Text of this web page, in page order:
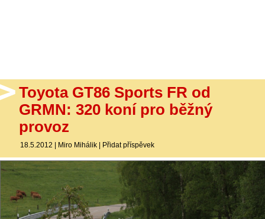
Toyota GT86 Sports FR od
GRMN: 320 koní pro běžný
provoz
18.5.2012 | Miro Mihálik | Přidat příspěvek